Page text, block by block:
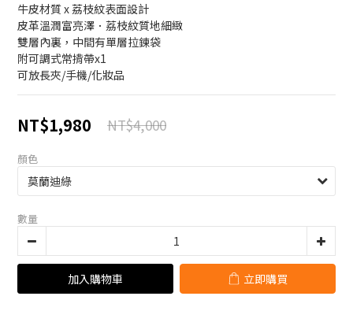
牛皮材質 x 荔枝紋表面設計
皮革溫潤富亮澤．荔枝紋質地細緻
雙層內裏，中間有單層拉鍊袋
附可調式常揹帶x1
可放長夾/手機/化妝品
NT$1,980 NT$4,000
顏色
數量
加入購物車 立即購買